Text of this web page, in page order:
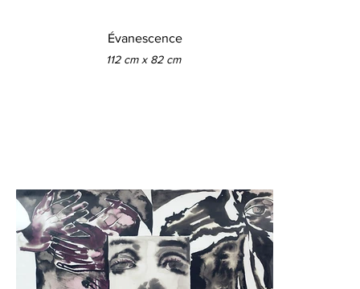
Évanescence
112 cm x 82 cm